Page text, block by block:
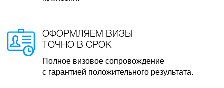
ОФОРМЛЯЕМ ВИЗЫ
ТОЧНО В СРОК
Полное визовое сопровождение
с гарантией положительного результата.